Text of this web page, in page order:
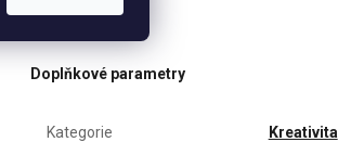
Doplňkové parametry
Kategorie Kreativita